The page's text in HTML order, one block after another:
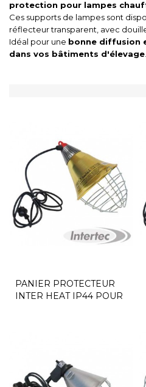
protection pour lampes
Ces supports de lampes sont
réflecteur transparent, avec
Idéal pour une bonne diffusion
dans vos bâtiments d'élevage
PANIER PROTECTEUR
INTER HEAT IP44 POUR